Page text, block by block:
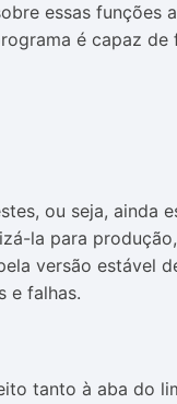
essas funções
é capaz de
ou seja, ainda
la para
versão estável
e falhas.
tanto à aba do